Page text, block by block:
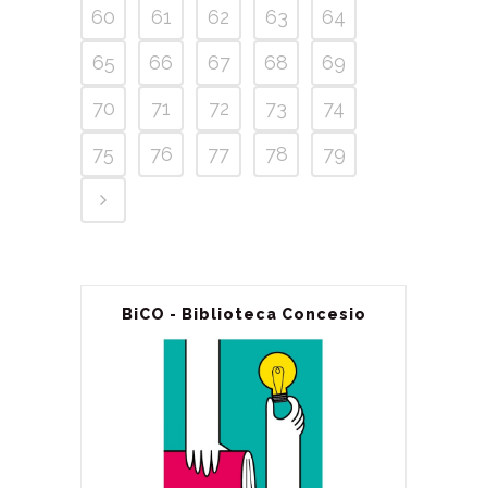
60
61 62 63
64
65
66 67 68
69
70
71 72 73
74
75
76 77 78 79
BiCO - Biblioteca Concesio